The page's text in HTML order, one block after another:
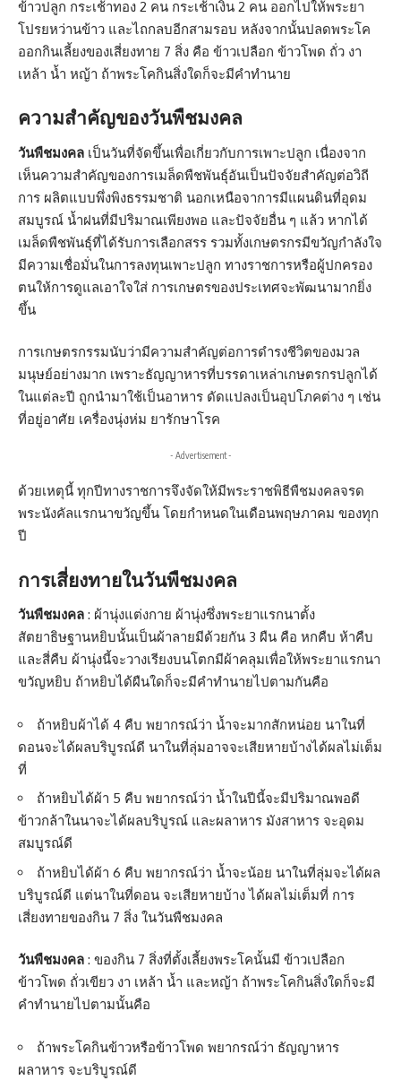
ข้าวปลูก กระเช้าทอง 2 คน กระเช้าเงิน 2 คน ออกไปให้พระยา
โปรยหว่านข้าว และไถกลบอีกสามรอบ หลังจากนั้นปลดพระโค
ออกกินเลี้ยงของเสี่ยงทาย 7 สิ่ง คือ ข้าวเปลือก ข้าวโพด ถั่ว งา
เหล้า น้ำ หญ้า ถ้าพระโคกินสิ่งใดก็จะมีคำทำนาย
ความสำคัญของวันพืชมงคล
วันพืชมงคล เป็นวันที่จัดขึ้นเพื่อเกี่ยวกับการเพาะปลูก เนื่องจาก
เห็นความสำคัญของการเมล็ดพืชพันธุ์อันเป็นปัจจัยสำคัญต่อวิถี
การ ผลิตแบบพึ่งพิงธรรมชาติ นอกเหนือจาการมีแผนดินที่อุดม
สมบูรณ์ น้ำฝนที่มีปริมาณเพียงพอ และปัจจัยอื่น ๆ แล้ว หากได้
เมล็ดพืชพันธุ์ที่ได้รับการเลือกสรร รวมทั้งเกษตรกรมีขวัญกำลังใจ
มีความเชื่อมั่นในการลงทุนเพาะปลูก ทางราชการหรือผู้ปกครอง
ตนให้การดูแลเอาใจใส่ การเกษตรของประเทศจะพัฒนามากยิ่ง
ขึ้น
การเกษตรกรรมนับว่ามีความสำคัญต่อการดำรงชีวิตของมวล
มนุษย์อย่างมาก เพราะธัญญาหารที่บรรดาเหล่าเกษตรกรปลูกได้
ในแต่ละปี ถูกนำมาใช้เป็นอาหาร ดัดแปลงเป็นอุปโภคต่าง ๆ เช่น
ที่อยู่อาศัย เครื่องนุ่งห่ม ยารักษาโรค
- Advertisement -
ด้วยเหตุนี้ ทุกปีทางราชการจึงจัดให้มีพระราชพิธีพืชมงคลจรด
พระนังคัลแรกนาขวัญขึ้น โดยกำหนดในเดือนพฤษภาคม ของทุก
ปี
การเสี่ยงทายในวันพืชมงคล
วันพืชมงคล : ผ้านุ่งแต่งกาย ผ้านุ่งซึ่งพระยาแรกนาตั้ง
สัตยาธิษฐานหยิบนั้นเป็นผ้าลายมีด้วยกัน 3 ผืน คือ หกคืบ ห้าคืบ
และสี่คืบ ผ้านุ่งนี้จะวางเรียงบนโตกมีผ้าคลุมเพื่อให้พระยาแรกนา
ขวัญหยิบ ถ้าหยิบได้ผืนใดก็จะมีคำทำนายไปตามกันคือ
ถ้าหยิบผ้าได้ 4 คืบ พยากรณ์ว่า น้ำจะมากสักหน่อย นาในที่
ดอนจะได้ผลบริบูรณ์ดี นาในที่ลุ่มอาจจะเสียหายบ้างได้ผลไม่เต็ม
ที่
ถ้าหยิบได้ผ้า 5 คืบ พยากรณ์ว่า น้ำในปีนี้จะมีปริมาณพอดี
ข้าวกล้าในนาจะได้ผลบริบูรณ์ และผลาหาร มังสาหาร จะอุดม
สมบูรณ์ดี
ถ้าหยิบได้ผ้า 6 คืบ พยากรณ์ว่า น้ำจะน้อย นาในที่ลุ่มจะได้ผล
บริบูรณ์ดี แต่นาในที่ดอน จะเสียหายบ้าง ได้ผลไม่เต็มที่ การ
เสี่ยงทายของกิน 7 สิ่ง ในวันพืชมงคล
วันพืชมงคล : ของกิน 7 สิ่งที่ตั้งเลี้ยงพระโคนั้นมี ข้าวเปลือก
ข้าวโพด ถั่วเขียว งา เหล้า น้ำ และหญ้า ถ้าพระโคกินสิ่งใดก็จะมี
คำทำนายไปตามนั้นคือ
ถ้าพระโคกินข้าวหรือข้าวโพด พยากรณ์ว่า ธัญญาหาร
ผลาหาร จะบริบูรณ์ดี